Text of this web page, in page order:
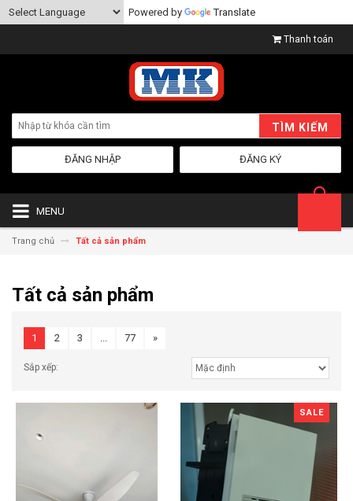
Powered by Translate
Thanh toán
TÌM KIẾM
ĐĂNG KÝ
ĐĂNG NHẬP
MENU
Trang chủ Tất cả sản phẩm
Tất cả sản phẩm
Sắp xếp:
1 2 3 ... 77 »
SALE